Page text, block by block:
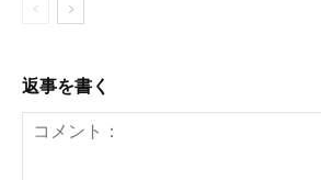
返事を書く